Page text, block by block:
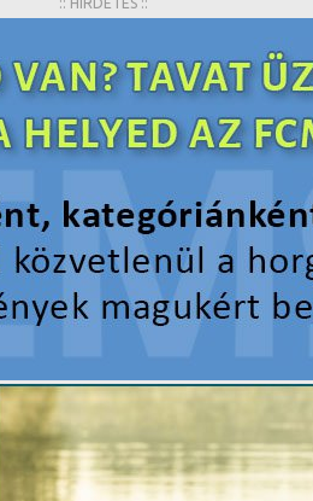
:: HIRDETÉS ::